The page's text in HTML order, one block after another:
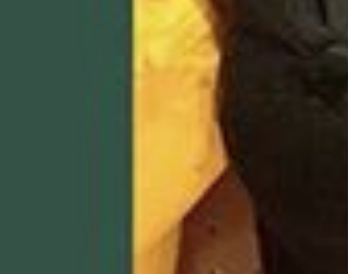
Handmade in Ginza Tokyo ． Photo:
@claustrum_tokyo ． CLAUSTRUM・HANDMADE...